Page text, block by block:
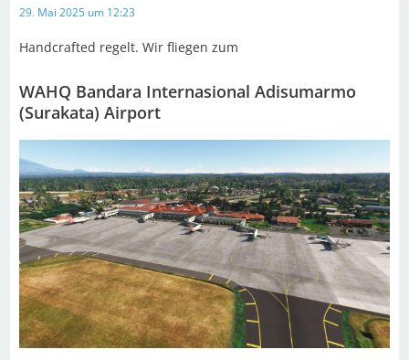
29. Mai 2025 um 12:23
Handcrafted regelt. Wir fliegen zum
WAHQ Bandara Internasional Adisumarmo
(Surakata) Airport